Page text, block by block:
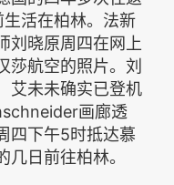
活在柏林。法新
刘晓原周四在网上
莎航空的照片。刘
艾未未确实已登机
画廊透
四下午5时抵达慕
日前往柏林。